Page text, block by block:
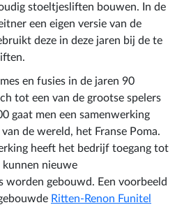
stoeltjesliften bouwen. In de
een eigen versie van de
deze in deze jaren bij de te
en fusies in de jaren 90
tot een van de grootse spelers
gaat men een samenwerking
de wereld, het Franse Poma.
heeft het bedrijf toegang tot
kunnen nieuwe
worden gebouwd. Een voorbeeld
Ritten-Renon Funitel